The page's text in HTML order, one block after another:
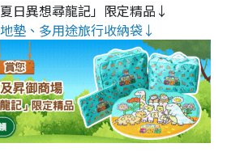
日異想尋龍記」限定精品↓
墊、多用途旅行收納袋↓